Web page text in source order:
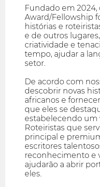
Fundado em
Award/Fellowship
histórias e
e de outros
criatividade e
tempo, ajudar a
setor.
De acordo com
descobrir novas
africanos e
que eles se
estabelecendo um
Roteiristas que
principal e
escritores
reconhecimento e
ajudarão a abrir
eles.